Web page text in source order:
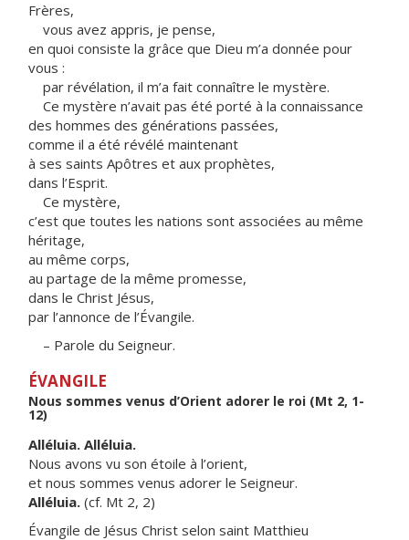
Frères,
vous avez appris, je pense,
en quoi consiste la grâce que Dieu m’a donnée pour
vous :
par révélation, il m’a fait connaître le mystère.
Ce mystère n’avait pas été porté à la connaissance
des hommes des générations passées,
comme il a été révélé maintenant
à ses saints Apôtres et aux prophètes,
dans l’Esprit.
Ce mystère,
c’est que toutes les nations sont associées au même
héritage,
au même corps,
au partage de la même promesse,
dans le Christ Jésus,
par l’annonce de l’Évangile.
– Parole du Seigneur.
ÉVANGILE
Nous sommes venus d’Orient adorer le roi (Mt 2, 1-
12)
Alléluia. Alléluia.
Nous avons vu son étoile à l’orient,
et nous sommes venus adorer le Seigneur.
Alléluia. (cf. Mt 2, 2)
Évangile de Jésus Christ selon saint Matthieu